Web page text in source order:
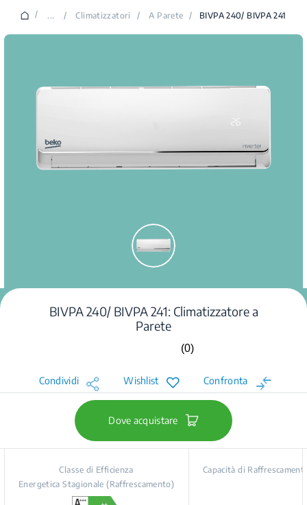
/ ... / Climatizzatori / A Parete / BIVPA 240/ BIVPA 241
BIVPA 240/ BIVPA 241: Climatizzatore a
Parete
Nessuna
Stesso
alla
(0)
Condividi Wishlist Confronta
Dove acquistare
Classe di Efficienza
Energetica Stagionale (Raffrescamento)
Capacità di